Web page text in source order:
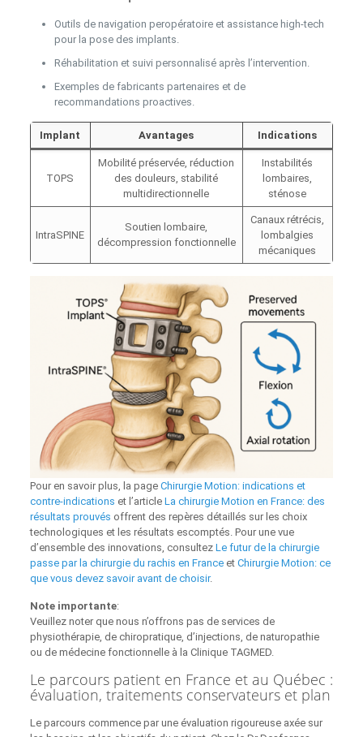
Outils de navigation peropératoire et assistance high-tech
pour la pose des implants.
Réhabilitation et suivi personnalisé après l’intervention.
Exemples de fabricants partenaires et de
recommandations proactives.
Implant Avantages Indications
TOPS
Mobilité préservée, réduction
des douleurs, stabilité
multidirectionnelle
Instabilités
lombaires,
sténose
IntraSPINE
Soutien lombaire,
décompression fonctionnelle
Canaux rétrécis,
lombalgies
mécaniques
Pour en savoir plus, la page Chirurgie Motion: indications et
contre-indications et l’article La chirurgie Motion en France: des
résultats prouvés offrent des repères détaillés sur les choix
technologiques et les résultats escomptés. Pour une vue
d’ensemble des innovations, consultez Le futur de la chirurgie
passe par la chirurgie du rachis en Franceet Chirurgie Motion: ce
que vous devez savoir avant de choisir.
Note importante:
Veuillez noter que nous n’offrons pas de services de
physiothérapie, de chiropratique, d’injections, de naturopathie
ou de médecine fonctionnelle à la Clinique TAGMED.
Le parcours patient en France et au Québec :
évaluation, traitements conservateurs et plan
Le parcours commence par une évaluation rigoureuse axée sur